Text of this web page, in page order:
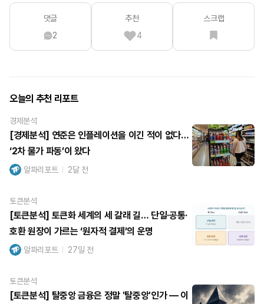
댓글
2
추천
4
스크랩
오늘의 추천 리포트
경제분석
[경제분석] 연준은 인플레이션을 이긴 적이 없다…
‘2차 물가 파동’이 왔다
알파리포트 2달 전
토큰분석
[토큰분석] 토큰화 세계의 세 갈래 길… 단일·공통·
호환 원장이 가르는 ‘원자적 결제’의 운명
알파리포트 27일 전
토큰분석
[토큰분석] 탈중앙 금융은 정말 '탈중앙'인가 — 이